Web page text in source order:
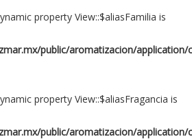
property View::$aliasFamilia is
public/aromatizacion/application/
property View::$aliasFragancia is
public/aromatizacion/application/